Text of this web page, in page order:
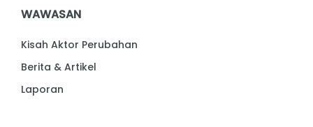
WAWASAN
Kisah Aktor Perubahan
Berita & Artikel
Laporan